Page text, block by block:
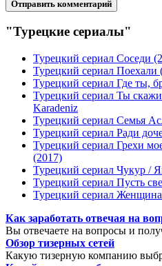
"Турецкие сериалы"
Турецкий сериал Соседи
Турецкий сериал Поехали
Турецкий сериал Где ты,
Турецкий сериал Ты
Karadeniz
Турецкий сериал Семья
Турецкий сериал Ради
Турецкий сериал Грехи
(2017)
Турецкий сериал Чукур /
Турецкий сериал Пусть
Турецкий сериал
Как заработать отвечая на
Вы отвечаете на вопросы и
Обзор тизерных сетей
Какую тизерную компанию